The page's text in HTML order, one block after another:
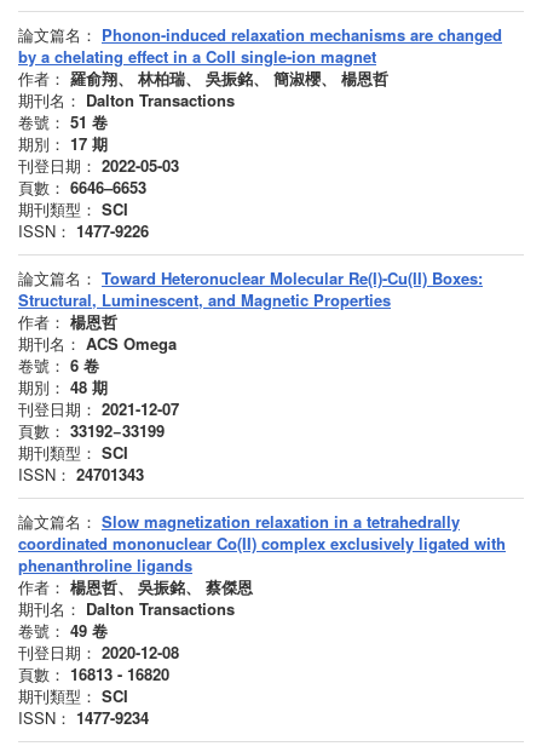
論文篇名： Phonon-induced relaxation mechanisms are changed
by a chelating effect in a CoII single-ion magnet
作者： 羅俞翔、 林柏瑞、 吳振銘、 簡淑櫻、 楊恩哲
期刊名： Dalton Transactions
卷號： 51 卷
期別： 17 期
刊登日期： 2022-05-03
頁數： 6646–6653
期刊類型： SCI
ISSN： 1477-9226
論文篇名： Toward Heteronuclear Molecular Re(I)-Cu(II) Boxes:
Structural, Luminescent, and Magnetic Properties
作者： 楊恩哲
期刊名： ACS Omega
卷號： 6 卷
期別： 48 期
刊登日期： 2021-12-07
頁數： 33192−33199
期刊類型： SCI
ISSN： 24701343
論文篇名： Slow magnetization relaxation in a tetrahedrally
coordinated mononuclear Co(II) complex exclusively ligated with
phenanthroline ligands
作者： 楊恩哲、 吳振銘、 蔡傑恩
期刊名： Dalton Transactions
卷號： 49 卷
刊登日期： 2020-12-08
頁數： 16813 - 16820
期刊類型： SCI
ISSN： 1477-9234